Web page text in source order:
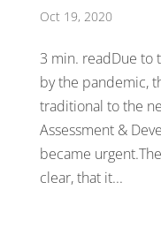
Oct 19, 2020
3 min. readDue to
by the pandemic,
traditional to the
Assessment &
became
clear, that it...